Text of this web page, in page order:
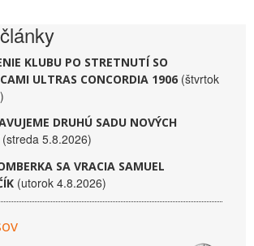
KLUBU PO STRETNUTÍ SO
ULTRAS CONCORDIA 1906 (štvrtok
DRUHÚ SADU NOVÝCH
(streda 5.8.2026)
SA VRACIA SAMUEL
(utorok 4.8.2026)